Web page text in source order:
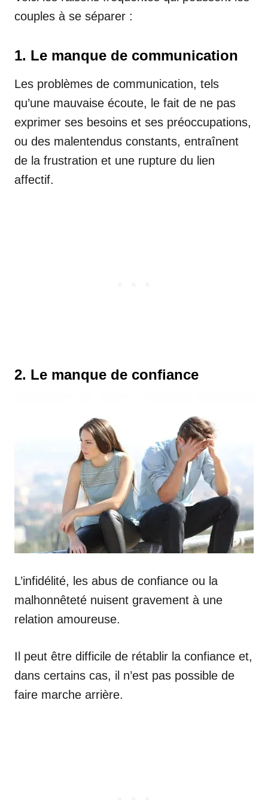
couples à se séparer :
1. Le manque de communication
Les problèmes de communication, tels
qu’une mauvaise écoute, le fait de ne pas
exprimer ses besoins et ses préoccupations,
ou des malentendus constants, entraînent
de la frustration et une rupture du lien
affectif.
2. Le manque de confiance
L’infidélité, les abus de confiance ou la
malhonnêteté nuisent gravement à une
relation amoureuse.
Il peut être difficile de rétablir la confiance et,
dans certains cas, il n’est pas possible de
faire marche arrière.